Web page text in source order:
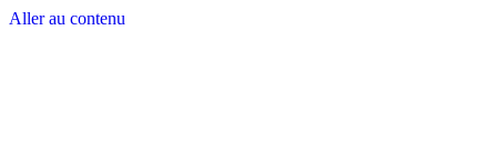
Aller au contenu